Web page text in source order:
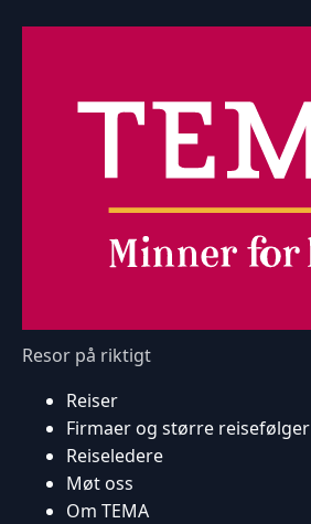
Resor på riktigt
Reiser
Firmaer og større reisefølger
Reiseledere
Møt oss
Om TEMA